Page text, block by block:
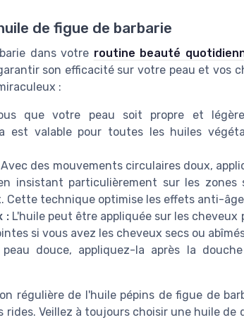
de figue de barbarie
dans votre routine beauté
son efficacité sur votre peau et vos
:
que votre peau soit propre et
est valable pour toutes les huiles
des mouvements circulaires doux,
insistant particulièrement sur les
Cette technique optimise les effets anti-
:L'huile peut être appliquée sur les cheveux
si vous avez les cheveux secs ou
douce, appliquez-la après la
régulière de l'huile pépins de figue de
Veillez à toujours choisir une huile de